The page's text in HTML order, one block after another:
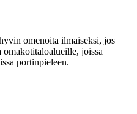
omenoita ilmaiseksi, jos
omakotitaloalueille, joissa
portinpieleen.